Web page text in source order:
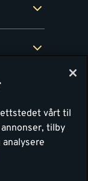
vårt til
tilby